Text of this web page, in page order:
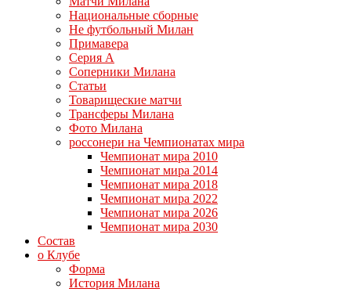
Национальные сборные
Не футбольный Милан
Примавера
Серия А
Соперники Милана
Статьи
Товарищеские матчи
Трансферы Милана
Фото Милана
россонери на Чемпионатах мира
Чемпионат мира 2010
Чемпионат мира 2014
Чемпионат мира 2018
Чемпионат мира 2022
Чемпионат мира 2026
Чемпионат мира 2030
Состав
о Клубе
Форма
История Милана